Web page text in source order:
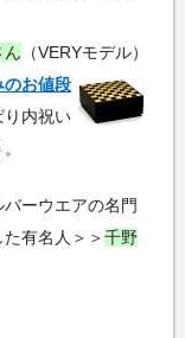
ん （VERYモデル）
のお値段
り内祝い
ーウエアの名門
有名人＞＞千野